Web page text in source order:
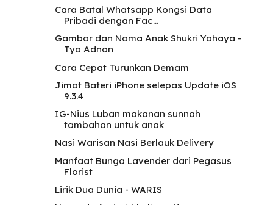
Cara Batal Whatsapp Kongsi Data
Pribadi dengan Fac...
Gambar dan Nama Anak Shukri Yahaya -
Tya Adnan
Cara Cepat Turunkan Demam
Jimat Bateri iPhone selepas Update iOS
9.3.4
IG-Nius Luban makanan sunnah
tambahan untuk anak
Nasi Warisan Nasi Berlauk Delivery
Manfaat Bunga Lavender dari Pegasus
Florist
Lirik Dua Dunia - WARIS